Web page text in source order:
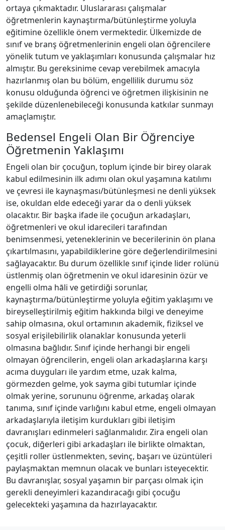
ortaya çıkmaktadır. Uluslararası çalışmalar
öğretmenlerin kaynaştırma/bütünleştirme yoluyla
eğitimine özellikle önem vermektedir. Ülkemizde de
sınıf ve branş öğretmenlerinin engeli olan öğrencilere
yönelik tutum ve yaklaşımları konusunda çalışmalar hız
almıştır. Bu gereksinime cevap verebilmek amacıyla
hazırlanmış olan bu bölüm, engellilik durumu söz
konusu olduğunda öğrenci ve öğretmen ilişkisinin ne
şekilde düzenlenebileceği konusunda katkılar sunmayı
amaçlamıştır.
Bedensel Engeli Olan Bir Öğrenciye
Öğretmenin Yaklaşımı
Engeli olan bir çocuğun, toplum içinde bir birey olarak
kabul edilmesinin ilk adımı olan okul yaşamına katılımı
ve çevresi ile kaynaşması/bütünleşmesi ne denli yüksek
ise, okuldan elde edeceği yarar da o denli yüksek
olacaktır. Bir başka ifade ile çocuğun arkadaşları,
öğretmenleri ve okul idarecileri tarafından
benimsenmesi, yeteneklerinin ve becerilerinin ön plana
çıkartılmasını, yapabildiklerine göre değerlendirilmesini
sağlayacaktır. Bu durum özellikle sınıf içinde lider rolünü
üstlenmiş olan öğretmenin ve okul idaresinin özür ve
engelli olma hāli ve getirdiği sorunlar,
kaynaştırma/bütünleştirme yoluyla eğitim yaklaşımı ve
bireyselleştirilmiş eğitim hakkında bilgi ve deneyime
sahip olmasına, okul ortamının akademik, fiziksel ve
sosyal erişilebilirlik olanaklar konusunda yeterli
olmasına bağlıdır. Sınıf içinde herhangi bir engeli
olmayan öğrencilerin, engeli olan arkadaşlarına karşı
acıma duyguları ile yardım etme, uzak kalma,
görmezden gelme, yok sayma gibi tutumlar içinde
olmak yerine, sorununu öğrenme, arkadaş olarak
tanıma, sınıf içinde varlığını kabul etme, engeli olmayan
arkadaşlarıyla iletişim kurdukları gibi iletişim
davranışları edinmeleri sağlanmalıdır. Zira engeli olan
çocuk, diğerleri gibi arkadaşları ile birlikte olmaktan,
çeşitli roller üstlenmekten, sevinç, başarı ve üzüntüleri
paylaşmaktan memnun olacak ve bunları isteyecektir.
Bu davranışlar, sosyal yaşamın bir parçası olmak için
gerekli deneyimleri kazandıracağı gibi çocuğu
gelecekteki yaşamına da hazırlayacaktır.